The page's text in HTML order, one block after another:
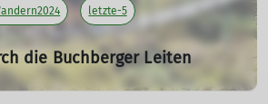
letzte-5
die Buchberger Leiten